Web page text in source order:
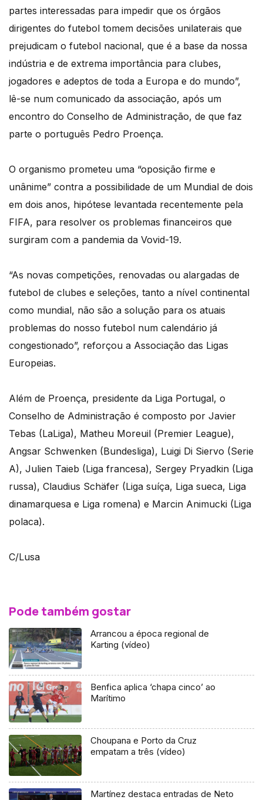
partes interessadas para impedir que os órgãos
dirigentes do futebol tomem decisões unilaterais que
prejudicam o futebol nacional, que é a base da nossa
indústria e de extrema importância para clubes,
jogadores e adeptos de toda a Europa e do mundo”,
lê-se num comunicado da associação, após um
encontro do Conselho de Administração, de que faz
parte o português Pedro Proença.
O organismo prometeu uma “oposição firme e
unânime” contra a possibilidade de um Mundial de dois
em dois anos, hipótese levantada recentemente pela
FIFA, para resolver os problemas financeiros que
surgiram com a pandemia da Vovid-19.
“As novas competições, renovadas ou alargadas de
futebol de clubes e seleções, tanto a nível continental
como mundial, não são a solução para os atuais
problemas do nosso futebol num calendário já
congestionado”, reforçou a Associação das Ligas
Europeias.
Além de Proença, presidente da Liga Portugal, o
Conselho de Administração é composto por Javier
Tebas (LaLiga), Matheu Moreuil (Premier League),
Angsar Schwenken (Bundesliga), Luigi Di Siervo (Serie
A), Julien Taieb (Liga francesa), Sergey Pryadkin (Liga
russa), Claudius Schäfer (Liga suíça, Liga sueca, Liga
dinamarquesa e Liga romena) e Marcin Animucki (Liga
polaca).
C/Lusa
Pode também gostar
Arrancou a época regional de
Karting (vídeo)
Benfica aplica ‘chapa cinco’ ao
Marítimo
Choupana e Porto da Cruz
empatam a três (vídeo)
Martínez destaca entradas de Neto